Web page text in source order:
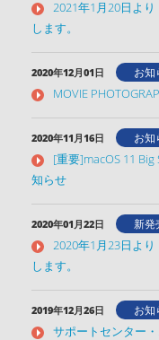
2021年1月20日よ
します。
2020年12月01日 お知
MOVIE
2020年11月16日 お知
[重要]macOS 11
知らせ
2020年01月22日 新発
2020年1月23日よ
します。
2019年12月26日 お知
サポートセンター